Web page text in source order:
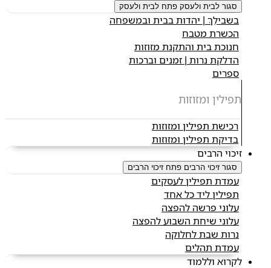
סגור לבית ולעסק פתח לבית ולעסק
בשבילֵךְ | יהדות בבית ובמשפחה
הכשרת מטבח
חנוכת בית והתקנת מזוזות
הדלקת נרות | זמנים וברכות
ספרים
תפילין ומזוזות
רכישת תפילין ומזוזות
בדיקת תפילין ומזוזות
זיכוי הרבים
סגור זיכוי הרבים פתח זיכוי הרבים
עמדת תפילין לעסקים
תפילין ליד כל אחד
עלוני פרשה להפצה
עלוני שיחת השבוע להפצה
נרות שבת לחלוקה
עמדת תהלים
לקרוא וללמוד